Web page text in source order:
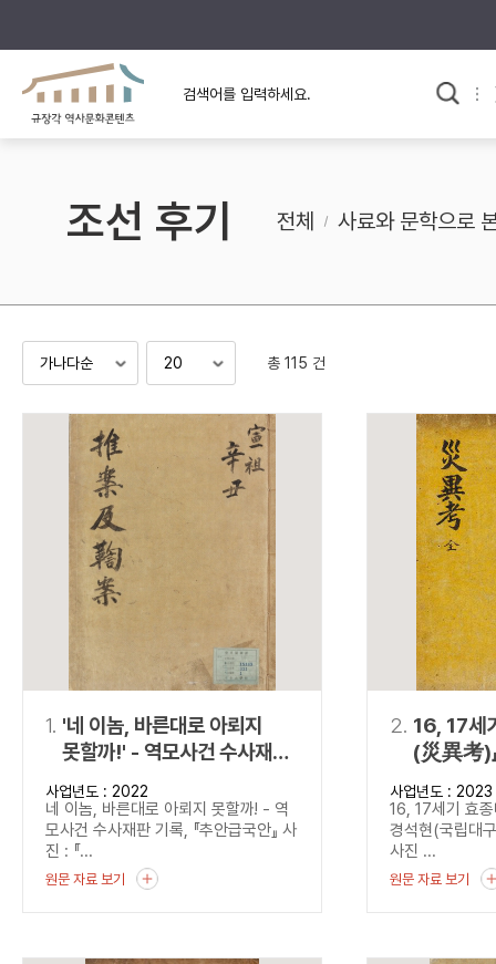
규장각의 어제와 오늘
규장각 소개영상
사료와 문학으로 본
고대
조선 후기
검색 연산자 사용안내
정조 AND 정약용
“정조”와 “정약
“정조” 또는 “
NOT 정조 NOT 정약용
“정조”가 나온
료를 검색
조선 후기 전체 사료와 문학으로
총 115 건
1. '네 이놈, 바른대로 아뢰지
못할까!' - 역모사건 수사재판
기록, 『추안급국안』
사업년도 : 2022
네 이놈, 바른대로 아뢰지 못할까! - 역
모사건 수사재판 기록, 『추안급국안』 사
진 : 『...
원문 자료 보기
2. 16, 17세
(災異考)
사업년도 : 2023
16, 17세기 효
경석현(국립대
사진 ...
원문 자료 보기